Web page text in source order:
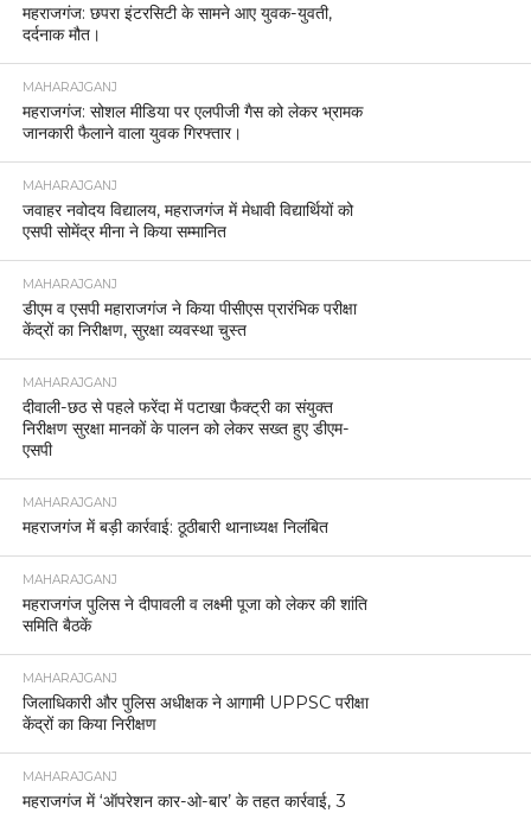
महराजगंज: छपरा इंटरसिटी के सामने आए युवक-युवती,
दर्दनाक मौत।
MAHARAJGANJ
महराजगंज: सोशल मीडिया पर एलपीजी गैस को लेकर भ्रामक
जानकारी फैलाने वाला युवक गिरफ्तार।
MAHARAJGANJ
जवाहर नवोदय विद्यालय, महराजगंज में मेधावी विद्यार्थियों को
एसपी सोमेंद्र मीना ने किया सम्मानित
MAHARAJGANJ
डीएम व एसपी महाराजगंज ने किया पीसीएस प्रारंभिक परीक्षा
केंद्रों का निरीक्षण, सुरक्षा व्यवस्था चुस्त
MAHARAJGANJ
दीवाली-छठ से पहले फरेंदा में पटाखा फैक्ट्री का संयुक्त
निरीक्षण सुरक्षा मानकों के पालन को लेकर सख्त हुए डीएम-
एसपी
MAHARAJGANJ
महराजगंज में बड़ी कार्रवाई: ठूठीबारी थानाध्यक्ष निलंबित
MAHARAJGANJ
महराजगंज पुलिस ने दीपावली व लक्ष्मी पूजा को लेकर की शांति
समिति बैठकें
MAHARAJGANJ
जिलाधिकारी और पुलिस अधीक्षक ने आगामी UPPSC परीक्षा
केंद्रों का किया निरीक्षण
MAHARAJGANJ
महराजगंज में ‘ऑपरेशन कार-ओ-बार’ के तहत कार्रवाई, 3